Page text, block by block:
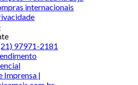
internacionais
97971-2181
Imprensa |